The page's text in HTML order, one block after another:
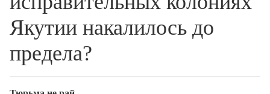
Якутии накалилось до
предела?